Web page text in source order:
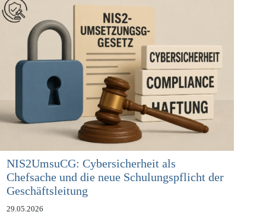
NIS2UmsuCG: Cybersicherheit als
Chefsache und die neue Schulungspflicht der
Geschäftsleitung